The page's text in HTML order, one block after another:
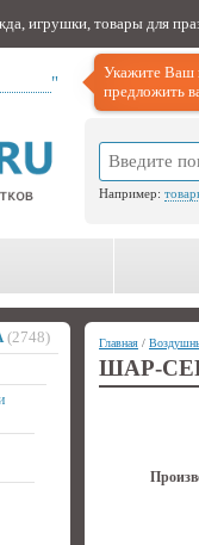
игрушки, товары для
"
Укажите Ваш
предложить
Например:
(2748) Главная /
ШАР-